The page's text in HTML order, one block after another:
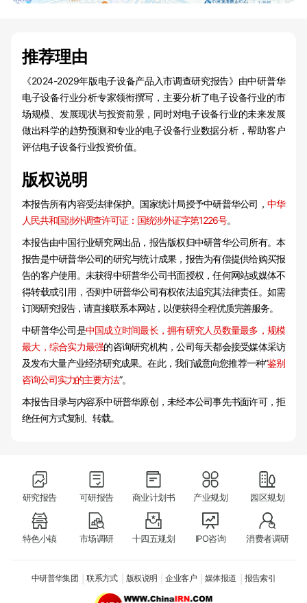
推荐理由
《2024-2029年版电子设备产品入市调查研究报告》由中研普华
电子设备行业分析专家领衔撰写，主要分析了电子设备行业的市
场规模、发展现状与投资前景，同时对电子设备行业的未来发展
做出科学的趋势预测和专业的电子设备行业数据分析，帮助客户
评估电子设备行业投资价值。
版权说明
本报告所有内容受法律保护。国家统计局授予中研普华公司， 中华
人民共和国涉外调查许可证：国统涉外证字第1226号。
本报告由中国行业研究网出品，报告版权归中研普华公司所有。本
报告是中研普华公司的研究与统计成果，报告为有偿提供给购买报
告的客户使用。未获得中研普华公司书面授权，任何网站或媒体不
得转载或引用，否则中研普华公司有权依法追究其法律责任。如需
订阅研究报告，请直接联系本网站，以便获得全程优质完善服务。
中研普华公司是中国成立时间最长，拥有研究人员数量最多，规模
最大，综合实力最强的咨询研究机构，公司每天都会接受媒体采访
及发布大量产业经济研究成果。在此，我们诚意向您推荐一种“鉴别
咨询公司实力的主要方法”。
本报告目录与内容系中研普华原创，未经本公司事先书面许可，拒
绝任何方式复制、转载。
研究报告 可研报告 商业计划书 产业规划 园区规划
特色小镇 市场调研 十四五规划 IPO咨询 消费者调研
中研普华集团 联系方式 版权说明 企业客户 媒体报道 报告索引